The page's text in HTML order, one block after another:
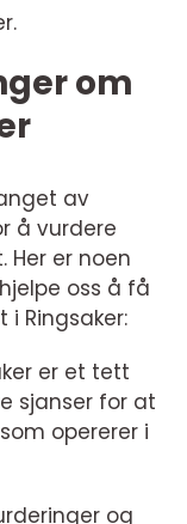
om
av
å vurdere
er noen
oss å få
Ringsaker:
er et tett
sjanser for at
opererer i
og